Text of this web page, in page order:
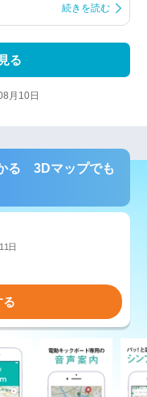
続きを読む
る
月10日
る 3Dマップでも
日
る